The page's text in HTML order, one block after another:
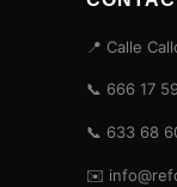
📍 Calle
📞 666 17
📞 633 68
✉️